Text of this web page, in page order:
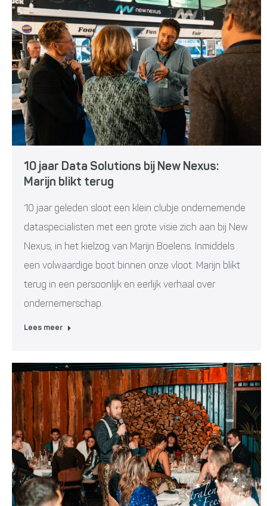
10 jaar Data Solutions bij New Nexus:
Marijn blikt terug
10 jaar geleden sloot een klein clubje ondernemende
dataspecialisten met een grote visie zich aan bij New
Nexus, in het kielzog van Marijn Boelens. Inmiddels
een volwaardige boot binnen onze vloot. Marijn blikt
terug in een persoonlijk en eerlijk verhaal over
ondernemerschap.
Lees meer